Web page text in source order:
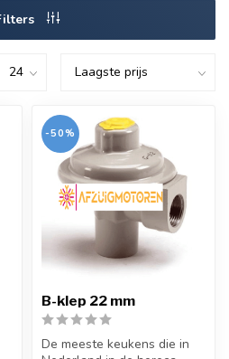
-50%
B-klep 22 mm
De meeste keukens die in